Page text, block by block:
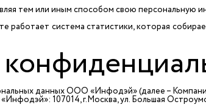
тем или иным способом свою
работает система статистики, которая
данных ООО «Инфодэй» (далее –
107014, г.Москва, ул. Большая